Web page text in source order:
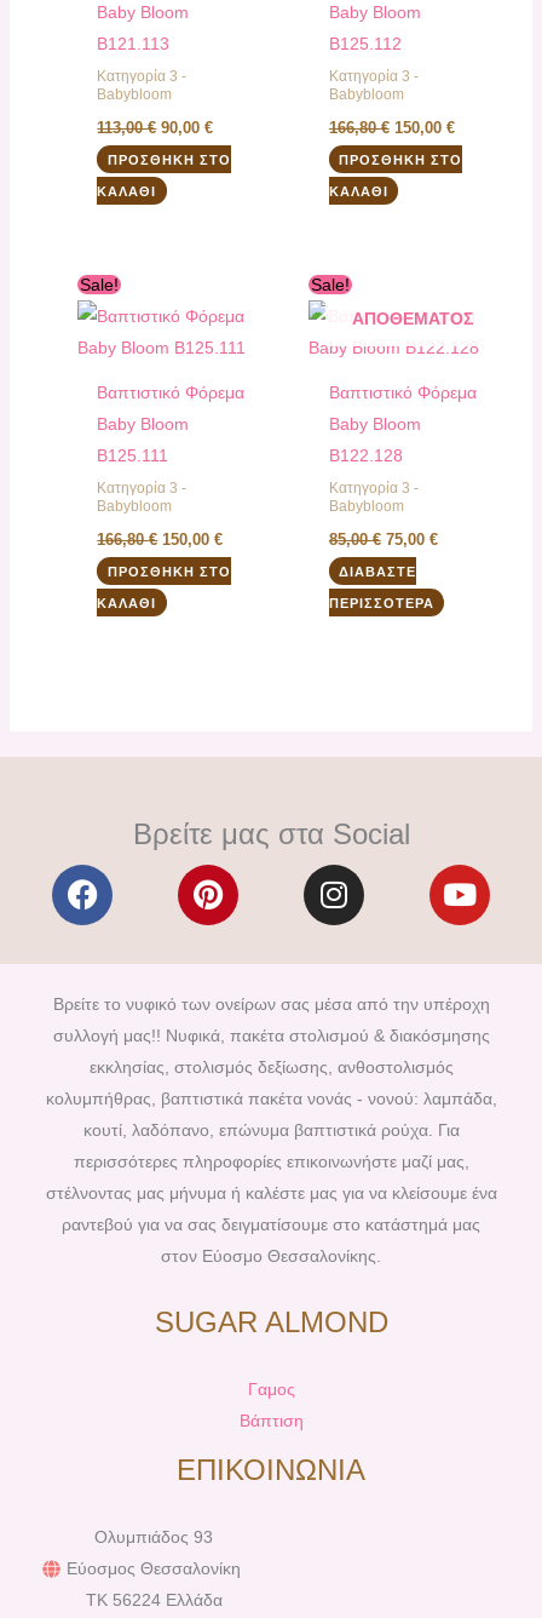
Baby Bloom
B121.113
Κατηγορία 3 -
Babybloom
113,00€ 90,00€
ΠΡΟΣΘΉΚΗ ΣΤΟ
ΚΑΛΆΘΙ
Baby Bloom
B125.112
Κατηγορία 3 -
Babybloom
166,80€ 150,00 €
ΠΡΟΣΘΉΚΗ ΣΤΟ
ΚΑΛΆΘΙ
Sale!
Βαπτιστικό Φόρεμα
Baby Bloom
B125.111
Κατηγορία 3 -
Babybloom
166,80€
was:
150,00€
τιμή
150,00 €.
ΠΡΟΣΘΉΚΗ ΣΤΟ
ΚΑΛΆΘΙ
Sale!
ΑΠΟΘΈΜΑΤΟΣ
Βαπτιστικό Φόρεμα
Baby Bloom
B122.128
Κατηγορία 3 -
Babybloom
85,00€
was:
75,00 €
τιμή
75,00 €.
ΔΙΑΒΆΣΤΕ
ΠΕΡΙΣΣΌΤΕΡΑ
Βρείτε μας στα Social
F
a
e
b
o
o
k
P
i
t
e
r
e
s
t
I
n
t
a
g
r
a
m
Y
o
t
u
b
Βρείτε το νυφικό των ονείρων σας μέσα από την υπέροχη
συλλογή μας!! Νυφικά, πακέτα στολισμού & διακόσμησης
εκκλησίας, στολισμός δεξίωσης, ανθοστολισμός
κολυμπήθρας, βαπτιστικά πακέτα νονάς - νονού: λαμπάδα,
κουτί, λαδόπανο, επώνυμα βαπτιστικά ρούχα. Για
περισσότερες πληροφορίες επικοινωνήστε μαζί μας,
στέλνοντας μας μήνυμα ή καλέστε μας για να κλείσουμε ένα
ραντεβού για να σας δειγματίσουμε στο κατάστημά μας
στον Εύοσμο Θεσσαλονίκης.
SUGAR ALMOND
Γαμος
Βάπτιση
ΕΠΙΚΟΙΝΩΝΙΑ
Ολυμπιάδος 93
Εύοσμος Θεσσαλονίκη
TK 56224 Ελλάδα